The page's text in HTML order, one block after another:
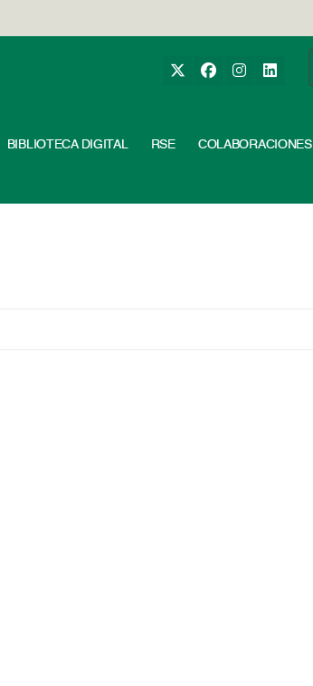
BIBLIOTECA DIGITAL RSE COLABORACIONES